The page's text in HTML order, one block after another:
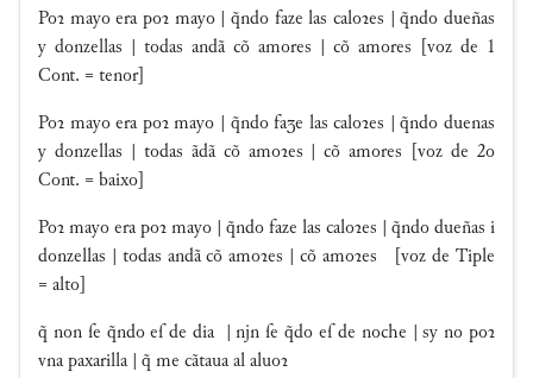
Poꝛ mayo era poꝛ mayo | q̃ndo faze las caloꝛes | q̃ndo dueñas
y donzellas | todas andã cõ amores | cõ amores [voz de 1
Cont. = tenor]
Poꝛ mayo era poꝛ mayo | q̃ndo faʒe las caloꝛes | q̃ndo duenas
y donzellas | todas ãdã cõ amoꝛes | cõ amores [voz de 2o
Cont. = baixo]
Poꝛ mayo era poꝛ mayo | q̃ndo faze las caloꝛes | q̃ndo dueñas i
donzellas | todas andã cõ amoꝛes | cõ amoꝛes [voz de Tiple
= alto]
q̃ non ſe q̃ndo eſ de dia | njn ſe q̃do eſ de noche | sy no poꝛ
vna paxarilla | q̃ me cãtaua al aluoꝛ